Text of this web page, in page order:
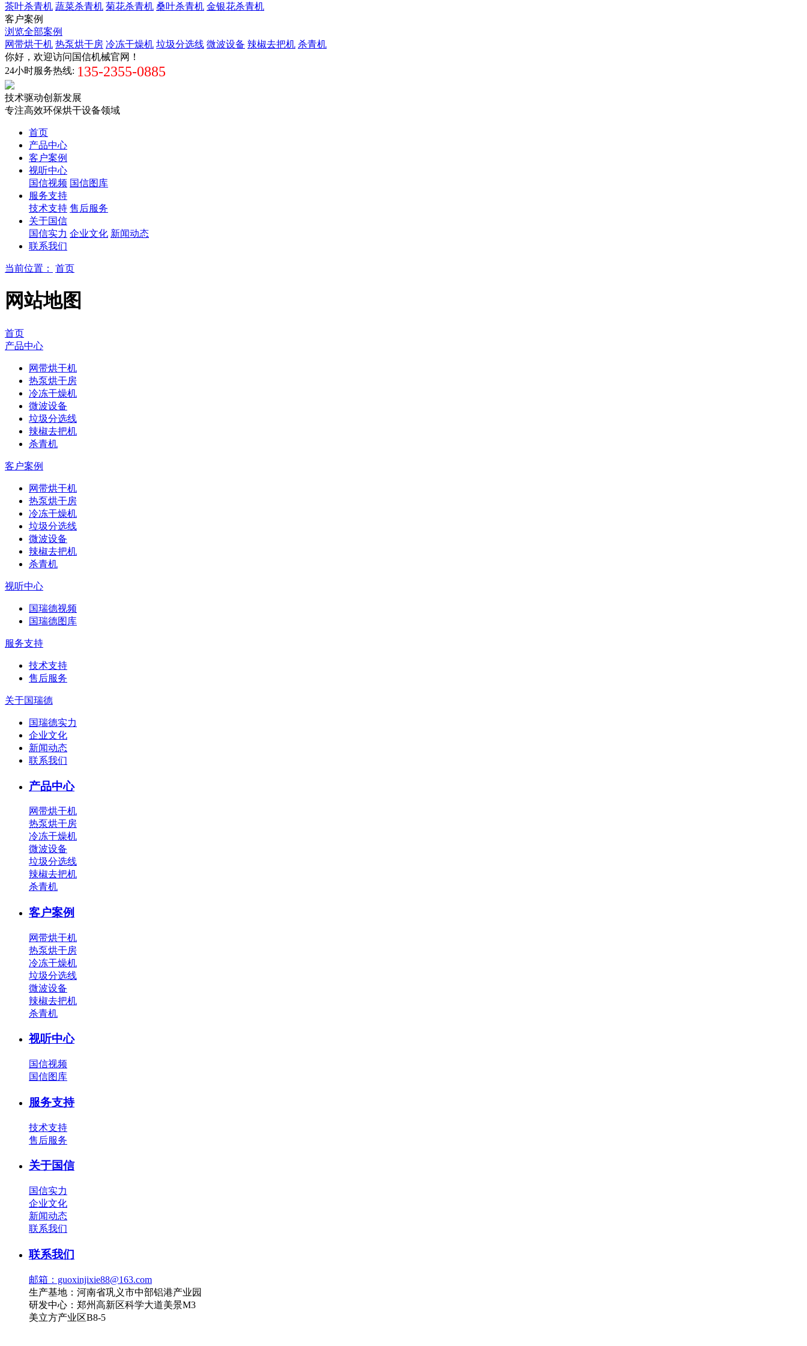
茶叶杀青机 蔬菜杀青机 菊花杀青机 桑叶杀青机 金银花杀青机
客户案例
浏览全部案例
网带烘干机 热泵烘干房 冷冻干燥机 垃圾分选线 微波设备 辣椒去把机 杀青机
你好，欢迎访问国信机械官网！
24小时服务热线: 135-2355-0885
技术驱动创新发展
专注高效环保烘干设备领域
首页
产品中心
客户案例
视听中心
国信视频 国信图库
服务支持
技术支持 售后服务
关于国信
国信实力 企业文化 新闻动态
联系我们
当前位置： 首页
网站地图
首页
产品中心
网带烘干机
热泵烘干房
冷冻干燥机
微波设备
垃圾分选线
辣椒去把机
杀青机
客户案例
网带烘干机
热泵烘干房
冷冻干燥机
垃圾分选线
微波设备
辣椒去把机
杀青机
视听中心
国瑞德视频
国瑞德图库
服务支持
技术支持
售后服务
关于国瑞德
国瑞德实力
企业文化
新闻动态
联系我们
产品中心
网带烘干机
热泵烘干房
冷冻干燥机
微波设备
垃圾分选线
辣椒去把机
杀青机
客户案例
网带烘干机
热泵烘干房
冷冻干燥机
垃圾分选线
微波设备
辣椒去把机
杀青机
视听中心
国信视频
国信图库
服务支持
技术支持
售后服务
关于国信
国信实力
企业文化
新闻动态
联系我们
联系我们
邮箱：guoxinjixie88@163.com
生产基地：河南省巩义市中部铝港产业园
研发中心：郑州高新区科学大道美景M3
美立方产业区B8-5